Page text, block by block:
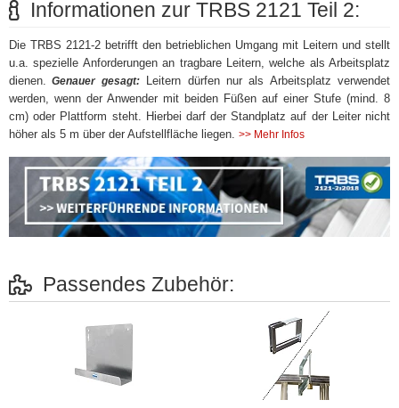
Informationen zur TRBS 2121 Teil 2:
Die TRBS 2121-2 betrifft den betrieblichen Umgang mit Leitern und stellt
u.a. spezielle Anforderungen an tragbare Leitern, welche als Arbeitsplatz
dienen. Genauer gesagt:Leitern dürfen nur als Arbeitsplatz verwendet
werden, wenn der Anwender mit beiden Füßen auf einer Stufe (mind. 8
cm) oder Plattform steht. Hierbei darf der Standplatz auf der Leiter nicht
höher als 5 m über der Aufstellfläche liegen. >> Mehr Infos
Passendes Zubehör: